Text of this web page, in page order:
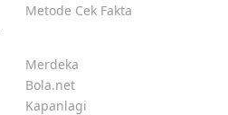
Metode Cek Fakta
Merdeka
Bola.net
Kapanlagi